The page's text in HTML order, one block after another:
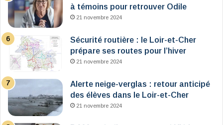
à témoins pour retrouver Odile
21 novembre 2024
Sécurité routière : le Loir-et-Cher
prépare ses routes pour l’hiver
21 novembre 2024
Alerte neige-verglas : retour anticipé
des élèves dans le Loir-et-Cher
21 novembre 2024